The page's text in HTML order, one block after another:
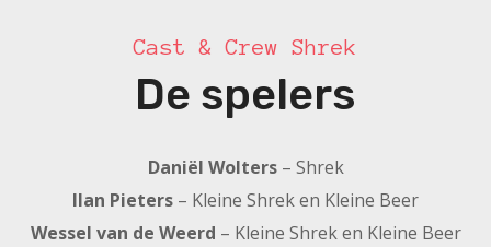
Cast & Crew Shrek
De spelers
Daniël Wolters– Shrek
Ilan Pieters – Kleine Shrek en Kleine Beer
Wessel van de Weerd – Kleine Shrek en Kleine Beer